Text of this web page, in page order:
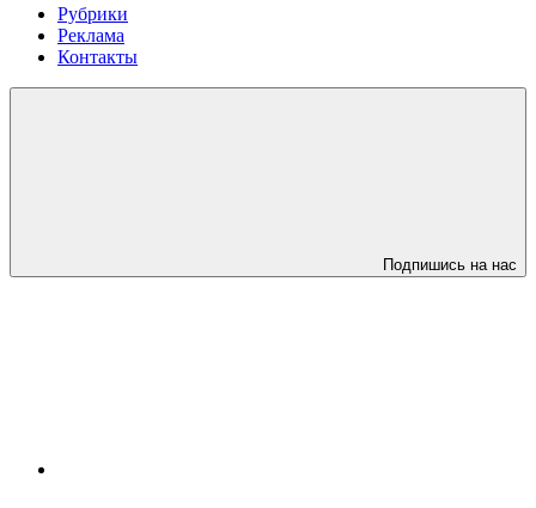
Рубрики
Реклама
Контакты
Подпишись на нас